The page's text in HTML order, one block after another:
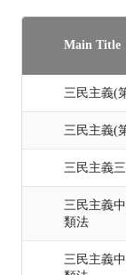
Main Title
三民主義(
三民主義(
三民主義
三民主義
類法
三民主義